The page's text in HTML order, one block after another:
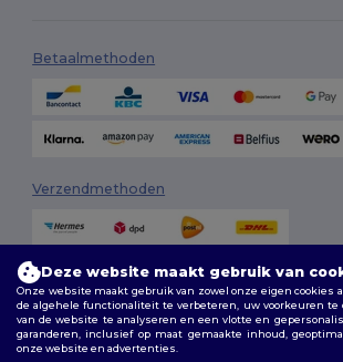
Betaalmethoden
Verzendmethoden
Volg ons
Deze website maakt gebruik van
Onze website maakt gebruik van zowel onze eigen cookies
de algehele functionaliteit te verbeteren, uw voorkeuren te
van de website te analyseren en een vlotte en
garanderen, inclusief op maat gemaakte inhoud,
onze website en advertenties.